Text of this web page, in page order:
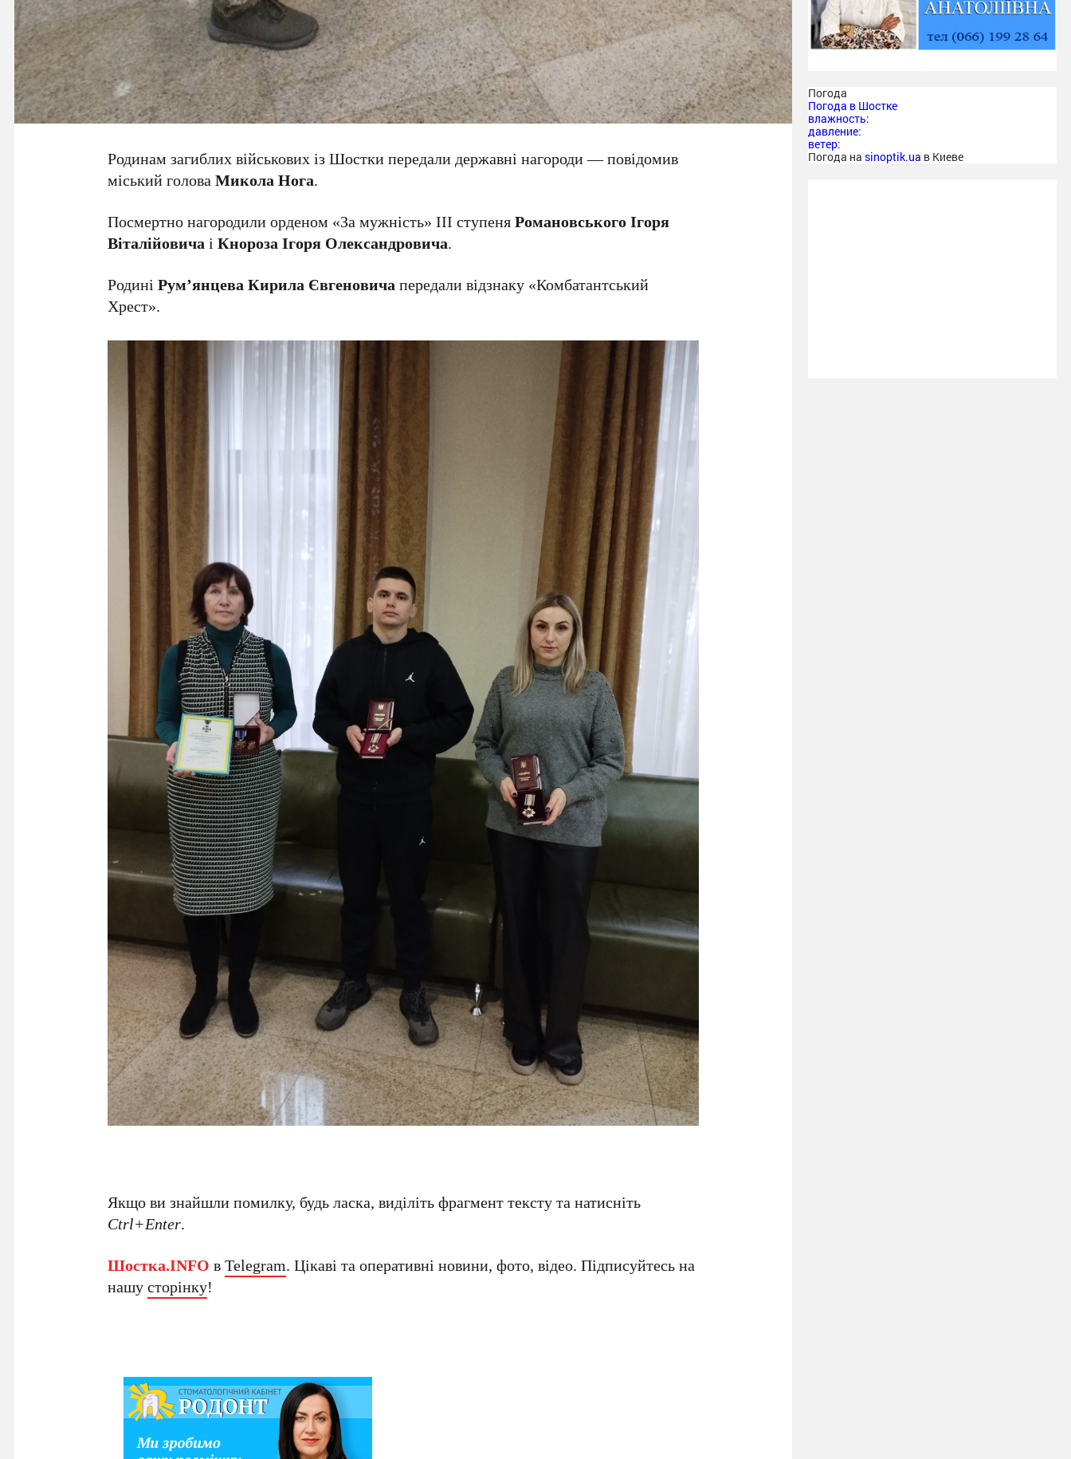
Родинам загиблих військових із Шостки передали державні нагороди — повідомив
міський головаМикола Нога.
Посмертно нагородили орденом «За мужність» IIІ ступеняРомановського Ігоря
ВіталійовичаіКнороза Ігоря Олександровича.
РодиніРум’янцеваКирила Євгеновичапередали відзнаку «Комбатантський
Хрест».
Якщо ви знайшли помилку, будь ласка, виділіть фрагмент тексту та натисніть
Ctrl+Enter.
Шостка.INFO вTelegram. Цікаві та оперативні новини, фото, відео. Підписуйтесь на
нашусторінку!
Погода
Погода в Шостке
влажность:
давление:
ветер:
Погода на sinoptik.ua в Киеве